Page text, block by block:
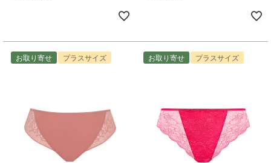
お取り寄せ プラスサイズ お取り寄せ プラスサイズ